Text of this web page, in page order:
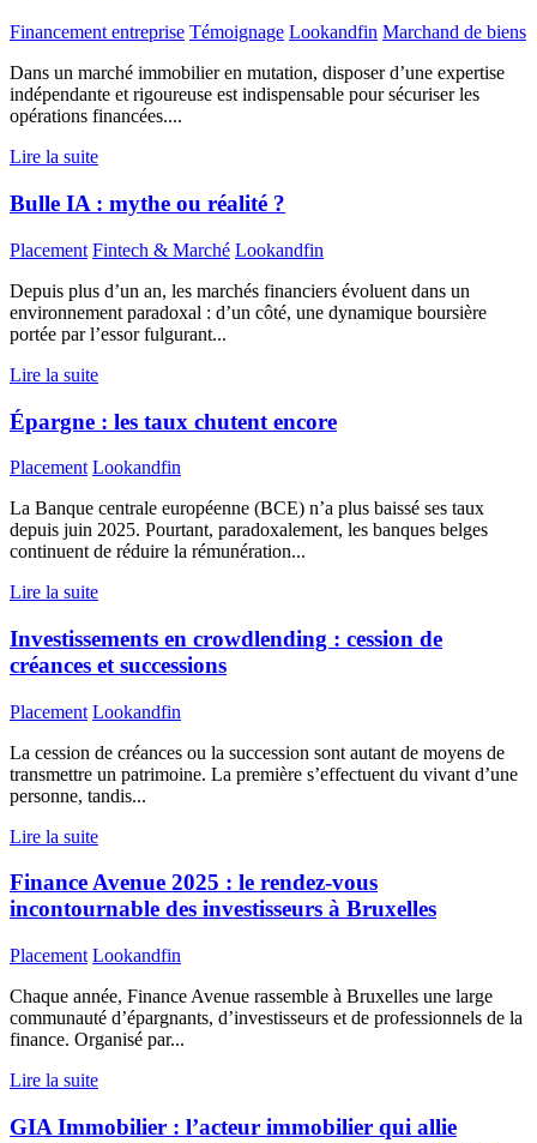
Financement entreprise Témoignage Lookandfin Marchand de biens
Dans un marché immobilier en mutation, disposer d’une expertise
indépendante et rigoureuse est indispensable pour sécuriser les
opérations financées....
Lire la suite
Bulle IA : mythe ou réalité ?
Placement Fintech & Marché Lookandfin
Depuis plus d’un an, les marchés financiers évoluent dans un
environnement paradoxal : d’un côté, une dynamique boursière
portée par l’essor fulgurant...
Lire la suite
Épargne : les taux chutent encore
Placement Lookandfin
La Banque centrale européenne (BCE) n’a plus baissé ses taux
depuis juin 2025. Pourtant, paradoxalement, les banques belges
continuent de réduire la rémunération...
Lire la suite
Investissements en crowdlending : cession de
créances et successions
Placement Lookandfin
La cession de créances ou la succession sont autant de moyens de
transmettre un patrimoine. La première s’effectuent du vivant d’une
personne, tandis...
Lire la suite
Finance Avenue 2025 : le rendez-vous
incontournable des investisseurs à Bruxelles
Placement Lookandfin
Chaque année, Finance Avenue rassemble à Bruxelles une large
communauté d’épargnants, d’investisseurs et de professionnels de la
finance. Organisé par...
Lire la suite
GIA Immobilier : l’acteur immobilier qui allie